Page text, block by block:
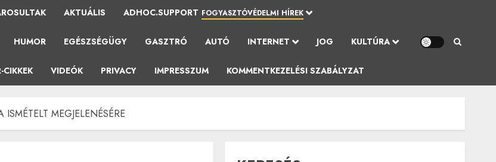
AKTUÁLIS ADHOC.SUPPORT FOGYASZTÓVÉDELMI HÍREK
HUMOR EGÉSZSÉGÜGY GASZTRÓ AUTÓ INTERNET JOG KULTÚRA
CIKKEK VIDEÓK PRIVACY IMPRESSZUM KOMMENTKEZELÉSI SZABÁLYZAT
MEGJELENÉSÉRE